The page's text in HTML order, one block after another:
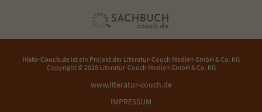
Histo-Couch.de ist ein Projekt der Literatur-Couch Medien GmbH & Co. KG
Copyright © 2026 Literatur-Couch Medien GmbH & Co. KG
www.literatur-couch.de
IMPRESSUM